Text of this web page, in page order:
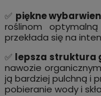
✅ piękne
roślinom
przekłada się na
✅ lepsza struktura
nawozie
ją bardziej pulchną i
pobieranie wody i